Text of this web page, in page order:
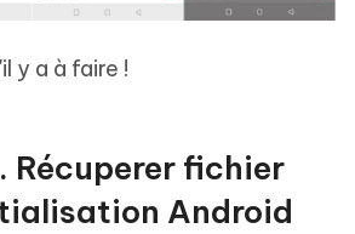
y a à faire !
Récuperer fichier
Android